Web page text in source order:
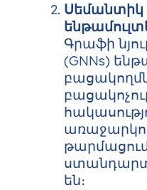
Սեմանտիկ
Գրաֆի
(GNNs)
են։